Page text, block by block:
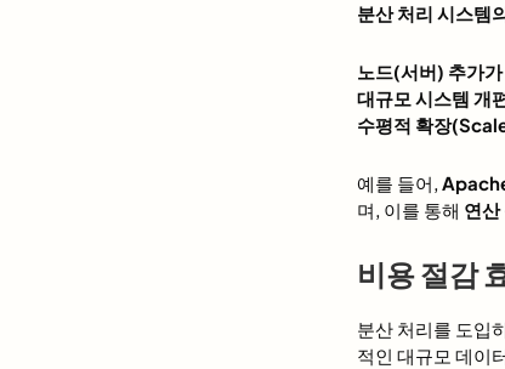
분산 처리 시스템
노드(서버) 추가
대규모 시스템 개
수평적 확장
예를 들어,
며, 이를 통해 연산
비용 절감
분산 처리를 도입
적인 대규모 데이